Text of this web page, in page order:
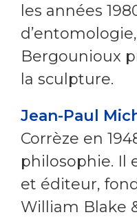
les années
Bergounioux
la sculpture.
Jean-Paul
Corrèze en
philosophie. Il
et éditeur,
William Blake